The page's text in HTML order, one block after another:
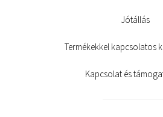
Jótállás
Termékekkel kapcsolatos
Kapcsolat és